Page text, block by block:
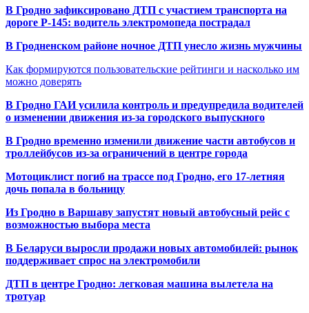
В Гродно зафиксировано ДТП с участием транспорта на
дороге Р-145: водитель электромопеда пострадал
В Гродненском районе ночное ДТП унесло жизнь мужчины
Как формируются пользовательские рейтинги и насколько им
можно доверять
В Гродно ГАИ усилила контроль и предупредила водителей
о изменении движения из-за городского выпускного
В Гродно временно изменили движение части автобусов и
троллейбусов из-за ограничений в центре города
Мотоциклист погиб на трассе под Гродно, его 17-летняя
дочь попала в больницу
Из Гродно в Варшаву запустят новый автобусный рейс с
возможностью выбора места
В Беларуси выросли продажи новых автомобилей: рынок
поддерживает спрос на электромобили
ДТП в центре Гродно: легковая машина вылетела на
тротуар